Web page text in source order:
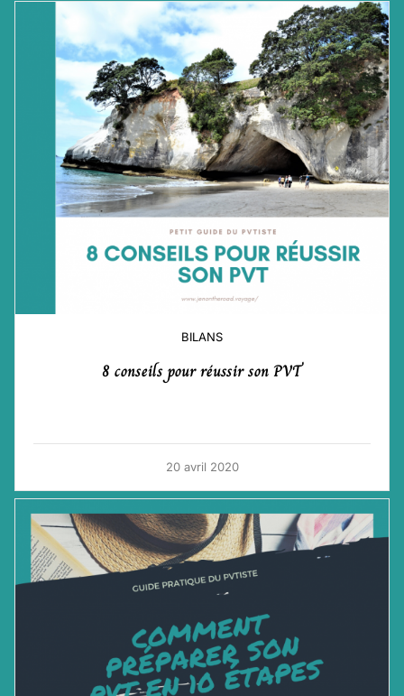
BILANS
8 conseils pour réussir son PVT
20 avril 2020